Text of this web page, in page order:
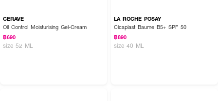
CERAVE
Oil Control Moisturising Gel-Cream
฿690
size 52 ML
LA ROCHE POSAY
Cicaplast Baume B5+ SPF 50
฿890
size 40 ML